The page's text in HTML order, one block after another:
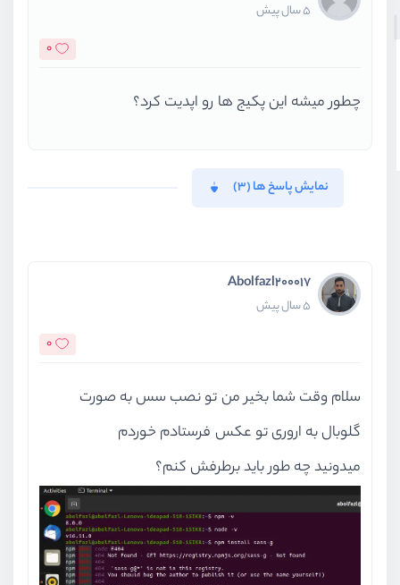
5 سال پیش
0
چطور میشه این پکیج ها رو اپدیت کرد؟
نمایش پاسخ ها (3)
Abolfazl200017
5 سال پیش
0
سلام وقت شما بخیر من تو نصب سس به صورت
گلوبال به اروری تو عکس فرستادم خوردم
میدونید چه طور باید برطرفش کنم؟